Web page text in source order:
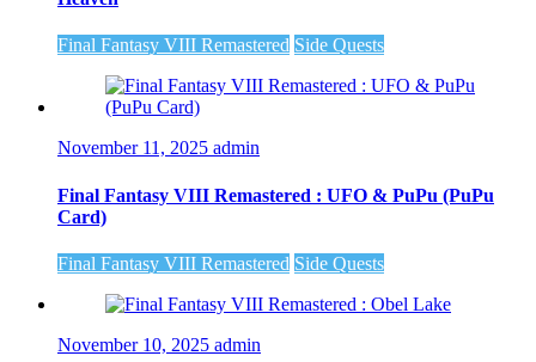
Final Fantasy VIII Remastered Side Quests
November 11, 2025 admin
Final Fantasy VIII Remastered : UFO & PuPu (PuPu
Card)
Final Fantasy VIII Remastered Side Quests
November 10, 2025 admin